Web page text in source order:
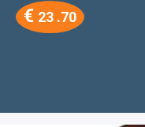
€ 23 .70